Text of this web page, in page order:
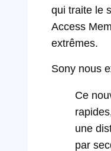
qui traite le
Access
extrêmes.
Sony nous
Ce
une
par